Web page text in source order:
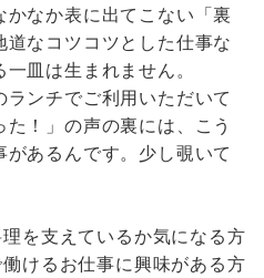
なか表に出てこない「裏
なコツコツとした仕事な
皿は生まれません。
ンチでご利用いただいて
！」の声の裏には、こう
あるんです。少し覗いて
を支えているか気になる方
けるお仕事に興味がある方